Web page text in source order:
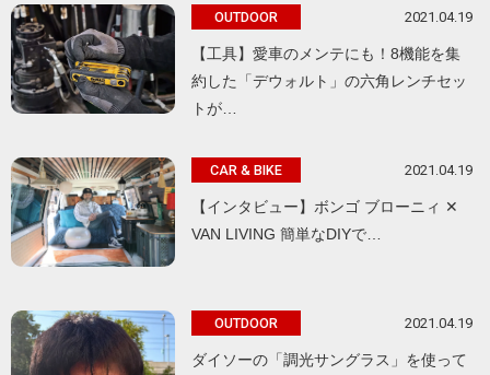
OUTDOOR 2021.04.19
【工具】愛車のメンテにも！8機能を集
約した「デウォルト」の六角レンチセッ
トが…
CAR & BIKE 2021.04.19
【インタビュー】ボンゴ ブローニィ ✕
VAN LIVING 簡単なDIYで…
OUTDOOR 2021.04.19
ダイソーの「調光サングラス」を使って